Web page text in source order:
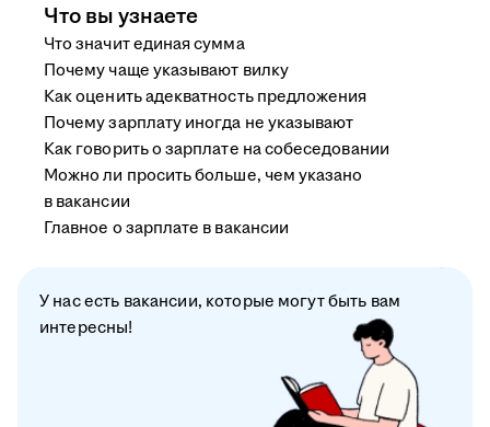
Что вы узнаете
Что значит единая сумма
Почему чаще указывают вилку
Как оценить адекватность предложения
Почему зарплату иногда не указывают
Как говорить о зарплате на собеседовании
Можно ли просить больше, чем указано
в вакансии
Главное о зарплате в вакансии
У нас есть вакансии, которые могут быть вам
интересны!